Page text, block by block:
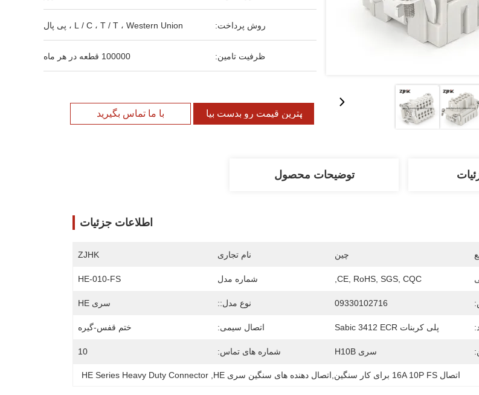
روش پرداخت: L / C ، T / T ، Western Union ، پی پال
ظرفیت تامین: 100000 قطعه در هر ماه
بهترین قیمت رو بدست بیار با ما تماس بگیرید
توضیحات محصول
اطلاعات جزئیات
چین نام تجاری ZJHK
CE, RoHS, SGS, CQC, شماره مدل HE-010-FS
09330102716 نوع مدل:: سری HE
پلی کربنات Sabic 3412 ECR اتصال سیمی: ختم قفس-گیره
سری H10B شماره های تماس: 10
اتصال 16A 10P FS برای کار سنگین,اتصال دهنده های سنگین سری HE ,
HE Series Heavy Duty Connector